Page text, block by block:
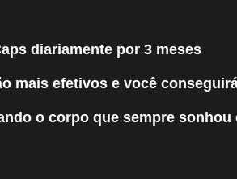
diariamente por 3 meses
mais efetivos e você
o corpo que sempre sonhou